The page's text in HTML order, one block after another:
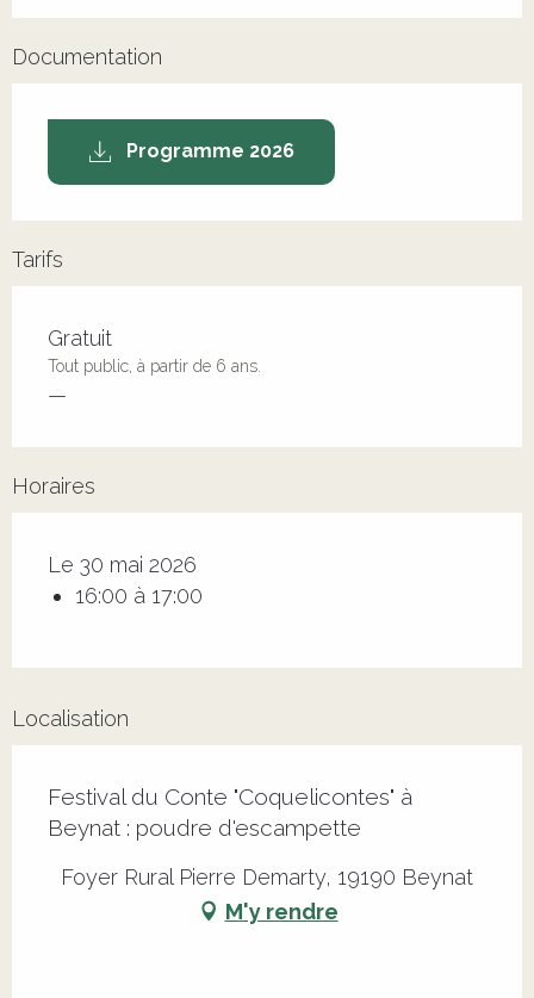
Documentation
Programme 2026
Tarifs
Tarifs 2026
Gratuit
Tout public, à partir de 6 ans.
—
Horaires
Le 30 mai 2026
16:00 à 17:00
Localisation
Festival du Conte "Coquelicontes" à
Beynat : poudre d'escampette
Foyer Rural Pierre Demarty, 19190 Beynat
M'y rendre